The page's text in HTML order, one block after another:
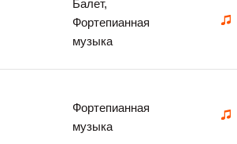
Балет,
Фортепианная
музыка
Фортепианная
музыка